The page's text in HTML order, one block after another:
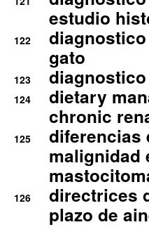
estudio
122
gato
123
124
dietary
chronic
125
diferencias
malignidad
126
directrices
plazo de